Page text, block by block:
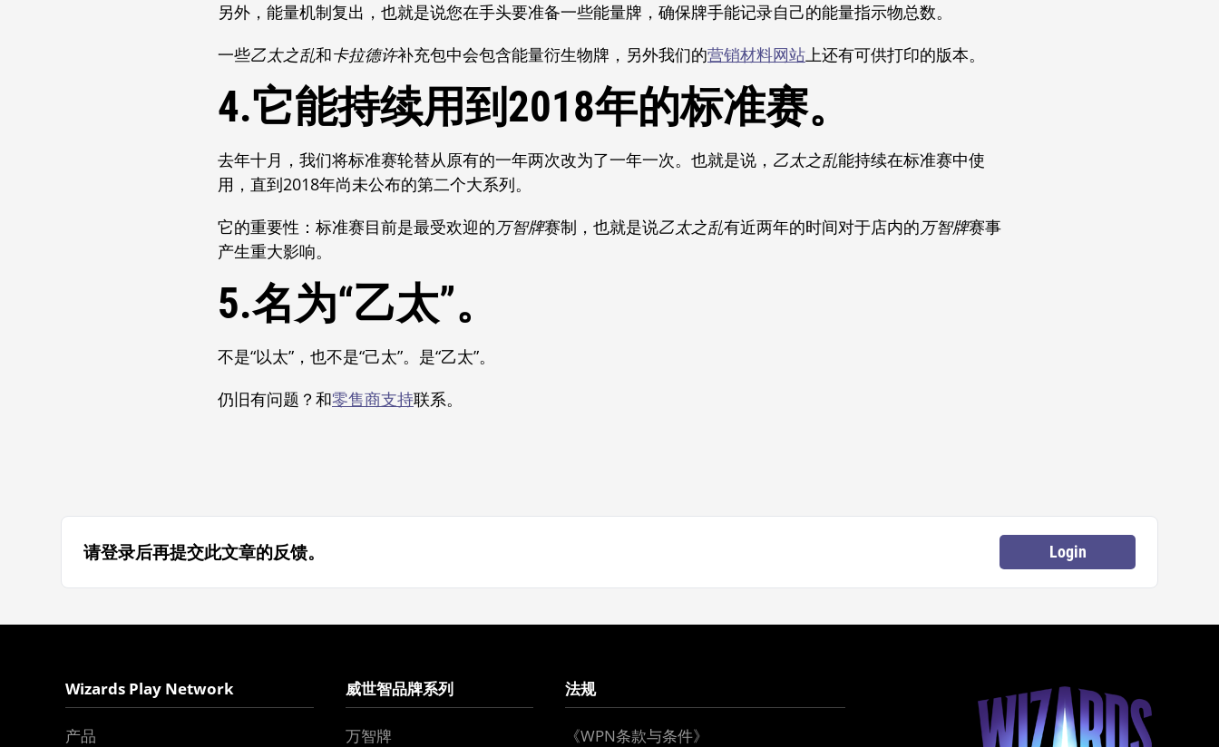
另外，能量机制复出，也就是说您在手头要准备一些能量牌，确保牌手能记录自己的能量指示物总数。
一些乙太之乱和卡拉德许补充包中会包含能量衍生物牌，另外我们的营销材料网站上还有可供打印的版本。
4.它能持续用到2018年的标准赛。
去年十月，我们将标准赛轮替从原有的一年两次改为了一年一次。也就是说， 乙太之乱能持续在标准赛中使
用，直到2018年尚未公布的第二个大系列。
它的重要性：标准赛目前是最受欢迎的万智牌赛制，也就是说乙太之乱有近两年的时间对于店内的万智牌赛事
产生重大影响。
5.名为“乙太”。
不是“以太”，也不是“己太”。是“乙太”。
仍旧有问题？和零售商支持联系。
请登录后再提交此文章的反馈。 Login
Wizards Play Network
产品
威世智品牌系列
万智牌
法规
《WPN条款与条件》